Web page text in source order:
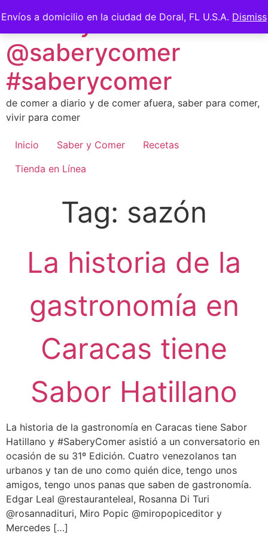
Envíos a domicilio en la ciudad de Doral, FL U.S.A. Dismiss
to
content
Saber y Comer -
@saberycomer
#saberycomer
de comer a diario y de comer afuera, saber para comer,
vivir para comer
Inicio Saber y Comer
Recetas
Tienda en Línea
Tag: sazón
La historia de la
gastronomía en
Caracas tiene
Sabor Hatillano
La historia de la gastronomía en Caracas tiene Sabor
Hatillano y #SaberyComer asistió a un conversatorio en
ocasión de su 31º Edición. Cuatro venezolanos tan
urbanos y tan de uno como quién dice, tengo unos
amigos, tengo unos panas que saben de gastronomía.
Edgar Leal @restauranteleal, Rosanna Di Turi
@rosannadituri, Miro Popic @miropopiceditor y
Mercedes […]